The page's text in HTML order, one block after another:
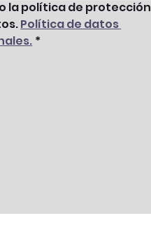
la política de protección
Política de datos
*